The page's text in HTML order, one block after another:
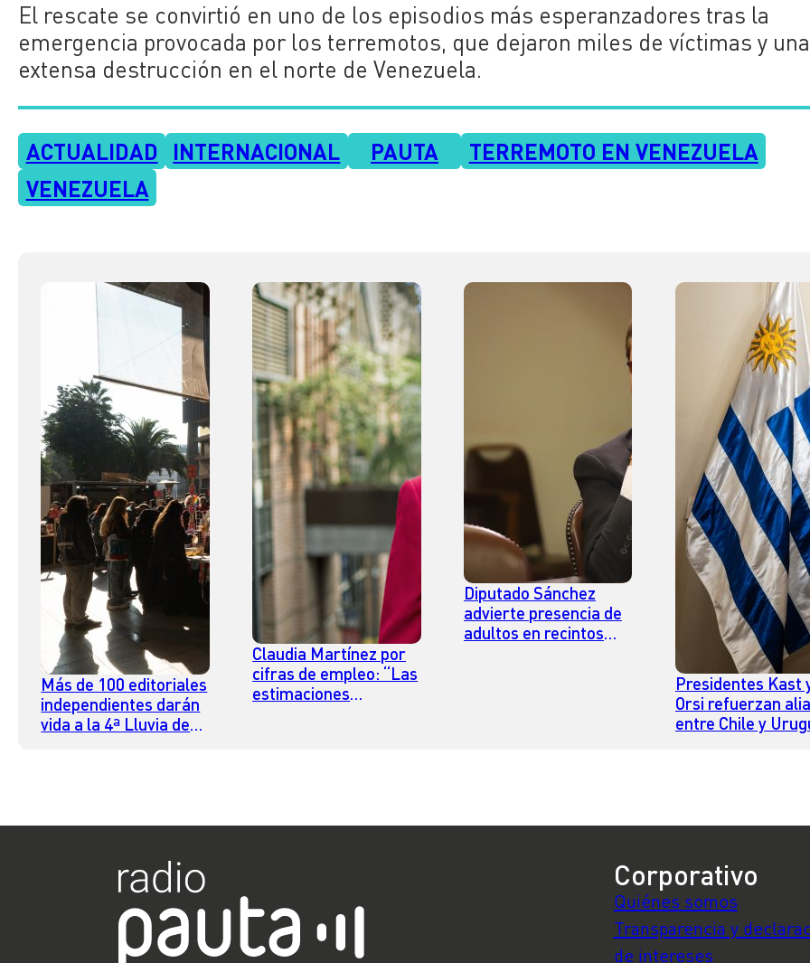
El rescate se convirtió en uno de los episodios más esperanzadores tras la
emergencia provocada por los terremotos, que dejaron miles de víctimas y una
extensa destrucción en el norte de Venezuela.
ACTUALIDAD INTERNACIONAL PAUTA
TERREMOTO EN VENEZUELA
VENEZUELA
Más de 100 editoriales
independientes darán
vida a la 4ª Lluvia de
Claudia Martínez por
cifras de empleo: “Las
estimaciones
Diputado Sánchez
advierte presencia de
adultos en recintos
Presidentes Kast
Orsi refuerzan
entre Chile y
Corporativo
Quiénes somos
Transparencia y
de intereses